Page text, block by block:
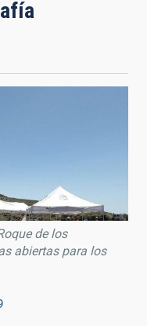
de los
abiertas para los